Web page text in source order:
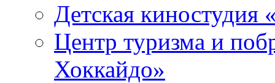
Детская киностудия
Центр туризма и
Хоккайдо»